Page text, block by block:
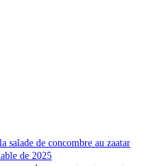
salade de concombre au zaatar
de 2025